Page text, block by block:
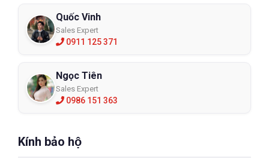
Quốc Vinh
Sales Expert
0911 125 371
Ngọc Tiên
Sales Expert
0986 151 363
Kính bảo hộ